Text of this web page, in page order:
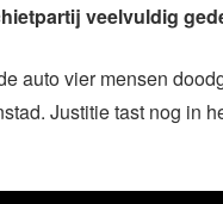
veelvuldig
auto vier mensen
Justitie tast nog in